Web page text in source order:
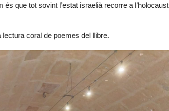
que tot sovint l’estat israelià recorre a l’holocaust
coral de poemes del llibre.